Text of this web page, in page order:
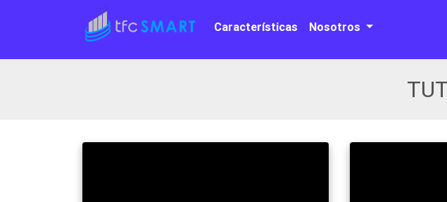
Características Nosotros